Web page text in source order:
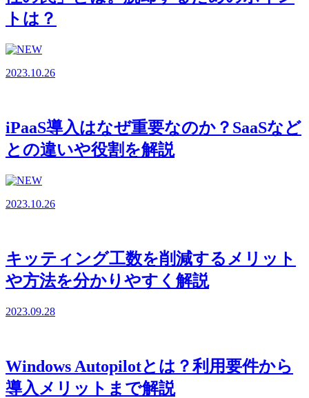
トは？
2023.10.26
iPaaS導入はなぜ重要なのか？SaaSなど
との違いや役割を解説
2023.10.26
キッティング工数を削減するメリット
や方法を分かりやすく解説
2023.09.28
Windows Autopilotとは？利用要件から
導入メリットまで解説